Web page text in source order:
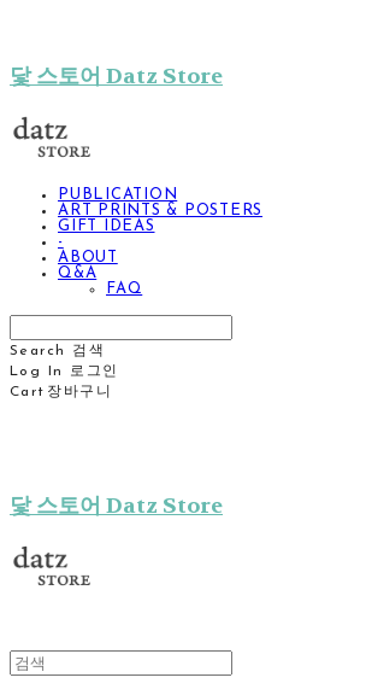
닻 스토어 Datz Store
PUBLICATION
ART PRINTS & POSTERS
GIFT IDEAS
-
ABOUT
Q&A
FAQ
Search
검색
Log In
로그인
Cart 장바구니
닻 스토어 Datz Store